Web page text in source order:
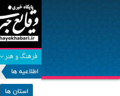
فرهنگ و هنر
اطلاعیه ها
استان ها